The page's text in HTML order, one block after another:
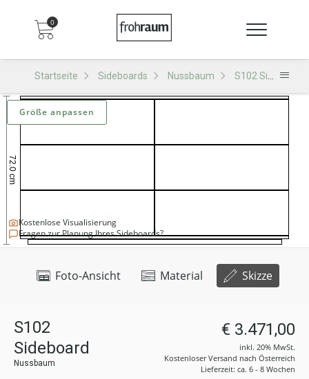
0
Startseite Sideboards Nussbaum S102 Sideboard
Foto-Ansicht Material Skizze
Kostenlose Visualisierung
Fragen zur Planung Ihres Sideboards?
Größe anpassen
S102
Sideboard
Nussbaum
€ 3.471,00
inkl. 20% MwSt.
Kostenloser Versand nach Österreich
Lieferzeit: ca. 6 - 8 Wochen